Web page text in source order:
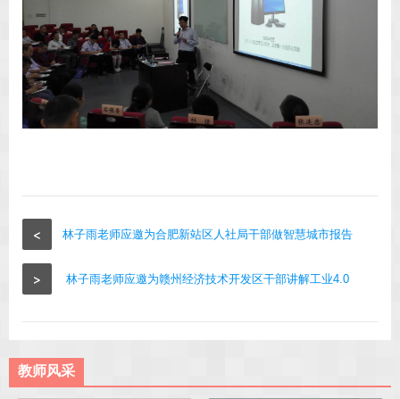
< 林子雨老师应邀为合肥新站区人社局干部做智慧城市报告
> 林子雨老师应邀为赣州经济技术开发区干部讲解工业4.0
教师风采